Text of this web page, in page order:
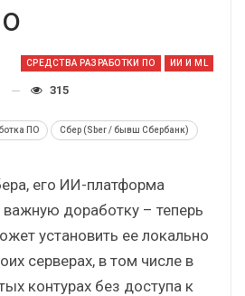
СРЕДСТВА РАЗРАБОТКИ ПО ИИ И ML
315
ПО Сбер (Sber / бывш Сбербанк)
его ИИ-платформа
важную доработку – теперь
установить ее локально
серверах, в том числе в
контурах без доступа к